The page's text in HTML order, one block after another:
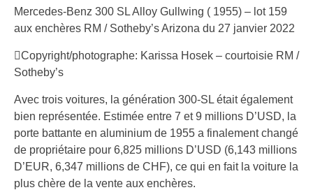
Mercedes-Benz 300 SL Alloy Gullwing ( 1955) – lot 159
aux enchères RM / Sotheby’s Arizona du 27 janvier 2022
Copyright/photographe: Karissa Hosek – courtoisie RM /
Sotheby’s
Avec trois voitures, la génération 300-SL était également
bien représentée. Estimée entre 7 et 9 millions D’USD, la
porte battante en aluminium de 1955 a finalement changé
de propriétaire pour 6,825 millions D’USD (6,143 millions
D’EUR, 6,347 millions de CHF), ce qui en fait la voiture la
plus chère de la vente aux enchères.